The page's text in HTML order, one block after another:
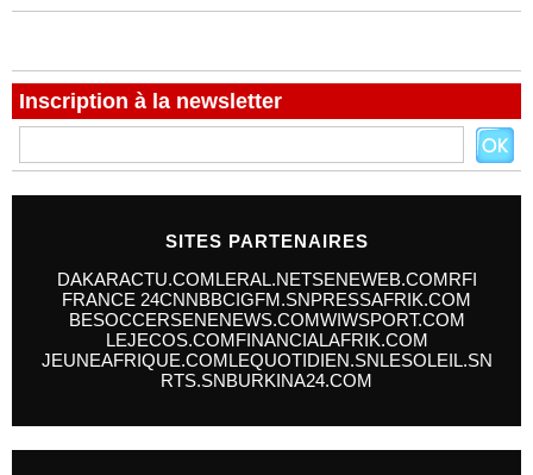
Inscription à la newsletter
SITES PARTENAIRES
DAKARACTU.COMLERAL.NETSENEWEB.COMRFI
FRANCE 24CNNBBCIGFM.SNPRESSAFRIK.COM
BESOCCERSENENEWS.COMWIWSPORT.COM
LEJECOS.COMFINANCIALAFRIK.COM
JEUNEAFRIQUE.COMLEQUOTIDIEN.SNLESOLEIL.SN
RTS.SNBURKINA24.COM